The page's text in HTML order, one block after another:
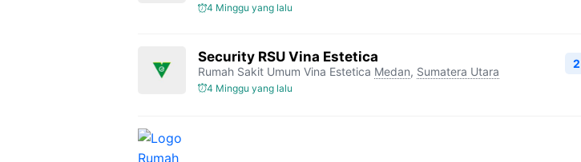
4 Minggu yang lalu
Security RSU Vina Estetica
Rumah Sakit Umum Vina Estetica Medan, Sumatera Utara
4 Minggu yang lalu